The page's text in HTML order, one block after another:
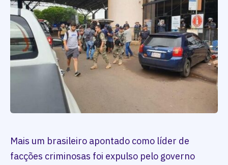
Mais um brasileiro apontado como líder de
facções criminosas foi expulso pelo governo